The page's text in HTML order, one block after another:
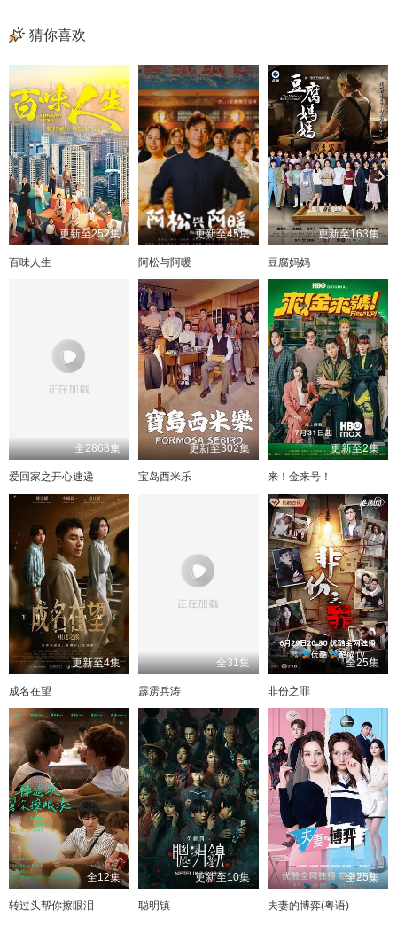
猜你喜欢
更新至252集
百味人生
更新至45集
阿松与阿暖
更新至163集
豆腐妈妈
全2868集
爱回家之开心速递
更新至302集
宝岛西米乐
更新至2集
来！金来号！
更新至4集
成名在望
全31集
霹雳兵涛
全25集
非份之罪
全12集
转过头帮你擦眼泪
更新至10集
聪明镇
全25集
夫妻的博弈(粤语)